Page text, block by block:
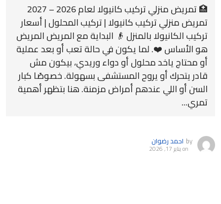
🏥 تمريض منزلي تركيب كانيولا لعام 2026 – 2027
تمريض منزلي تركيب كانيولا | تركيب المحلول | أسعار
تركيب الكانيولا بالمنزل 👴 البداية مع المريض المريض
هو الأساس ❤️. لما يكون في حالة تعب أو بعد عملية
أو محتاج ياخد محلول أو دواء وريدي، بيكون مش
قادر يتحرك أو يروح المستشفى بسهولة. خصوصًا كبار
السن أو اللي عندهم أمراض مزمنة. هنا بتظهر أهمية
تمري...
by احمد رضوان
onيناير 17, 2026